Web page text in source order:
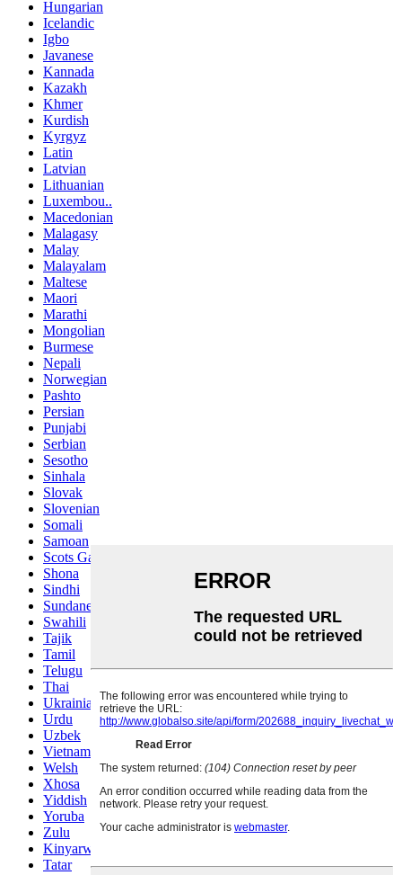
Hungarian
Icelandic
Igbo
Javanese
Kannada
Kazakh
Khmer
Kurdish
Kyrgyz
Latin
Latvian
Lithuanian
Luxembou..
Macedonian
Malagasy
Malay
Malayalam
Maltese
Maori
Marathi
Mongolian
Burmese
Nepali
Norwegian
Pashto
Persian
Punjabi
Serbian
Sesotho
Sinhala
Slovak
Slovenian
Somali
Samoan
Scots Gaelic
Shona
Sindhi
Sundanese
Swahili
Tajik
Tamil
Telugu
Thai
Ukrainian
Urdu
Uzbek
Vietnamese
Welsh
Xhosa
Yiddish
Yoruba
Zulu
Kinyarwanda
Tatar